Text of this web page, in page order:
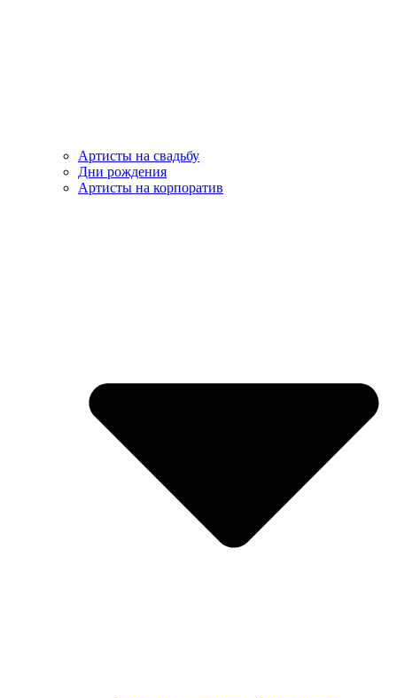
Артисты на свадьбу
Дни рождения
Артисты на корпоратив